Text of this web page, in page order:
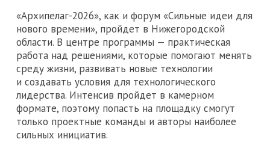
«Архипелаг-2026», как и форум «Сильные идеи для
нового времени», пройдет в Нижегородской
области. В центре программы — практическая
работа над решениями, которые помогают менять
среду жизни, развивать новые технологии
и создавать условия для технологического
лидерства. Интенсив пройдет в камерном
формате, поэтому попасть на площадку смогут
только проектные команды и авторы наиболее
сильных инициатив.